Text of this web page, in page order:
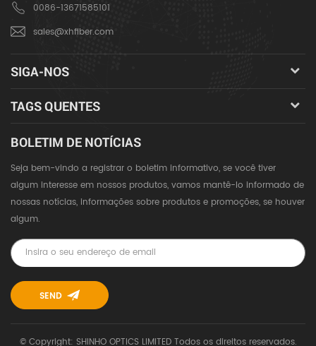
0086-13671585101
sales@xhfiber.com
SIGA-NOS
TAGS QUENTES
BOLETIM DE NOTÍCIAS
Seja bem-vindo a registrar o boletim informativo, se você tiver
algum interesse em nossos produtos, vamos mantê-lo informado de
nossas notícias, informações sobre produtos e promoções, se houver
algum.
© Copyright: SHINHO OPTICS LIMITED Todos os direitos reservados.